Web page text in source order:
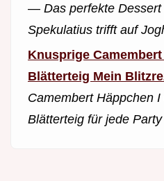
— Das perfekte
Spekulatius trifft auf
Knusprige
Blätterteig Mein
Camembert Häppchen
Blätterteig für jede